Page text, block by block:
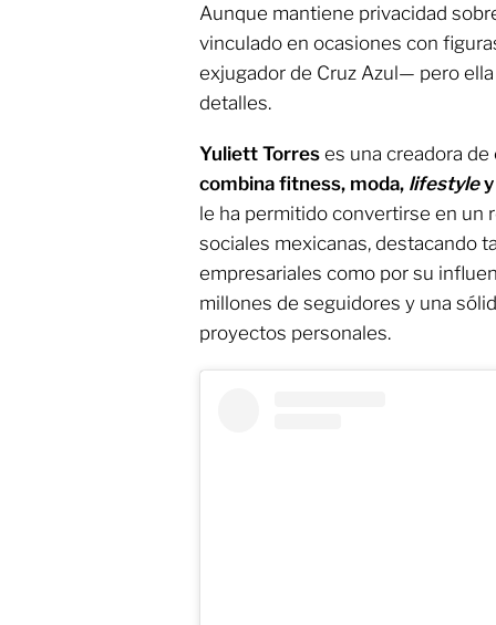
Aunque mantiene privacidad
vinculado en ocasiones con
exjugador de Cruz Azul— pero
detalles.
Yuliett Torres es una creadora
combina fitness, moda, lifestyley
le ha permitido convertirse en un
sociales mexicanas, destacando
empresariales como por su
millones de seguidores y una
proyectos personales.